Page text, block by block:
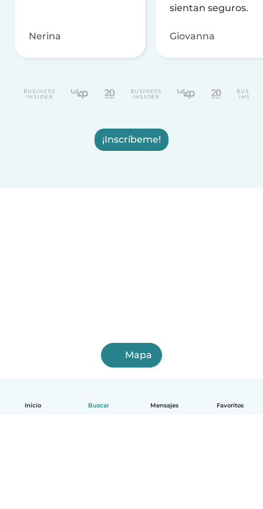
Inicio Buscar Mensajes Favoritos
Nerina
sientan seguros.
Giovanna
¡Inscríbeme!
Mapa